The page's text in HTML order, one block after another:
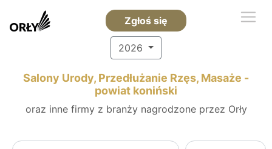
Zgłoś się
2026
Salony Urody, Przedłużanie Rzęs, Masaże -
powiat koniński
oraz inne firmy z branży nagrodzone przez Orły